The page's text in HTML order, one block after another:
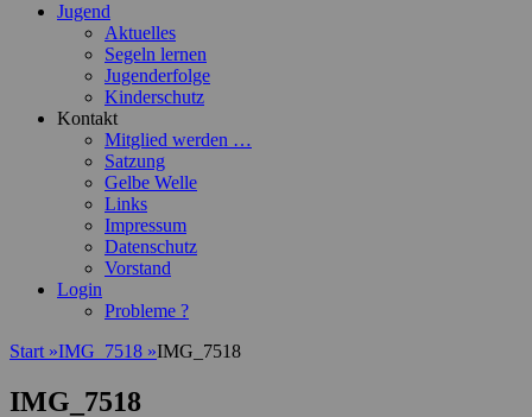
Jugend
Aktuelles
Segeln lernen
Jugenderfolge
Kinderschutz
Kontakt
Mitglied werden …
Satzung
Gelbe Welle
Links
Impressum
Datenschutz
Vorstand
Login
Probleme ?
Start »IMG_7518 »IMG_7518
IMG_7518